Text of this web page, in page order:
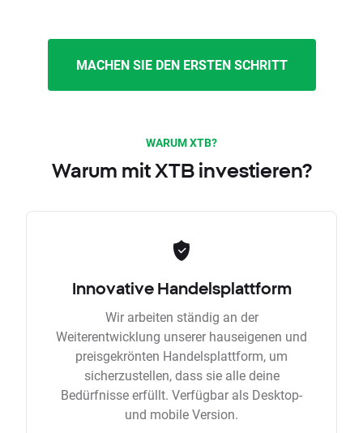
MACHEN SIE DEN ERSTEN SCHRITT
WARUM XTB?
Warum mit XTB investieren?
Innovative Handelsplattform
Wir arbeiten ständig an der
Weiterentwicklung unserer hauseigenen und
preisgekrönten Handelsplattform, um
sicherzustellen, dass sie alle deine
Bedürfnisse erfüllt. Verfügbar als Desktop-
und mobile Version.